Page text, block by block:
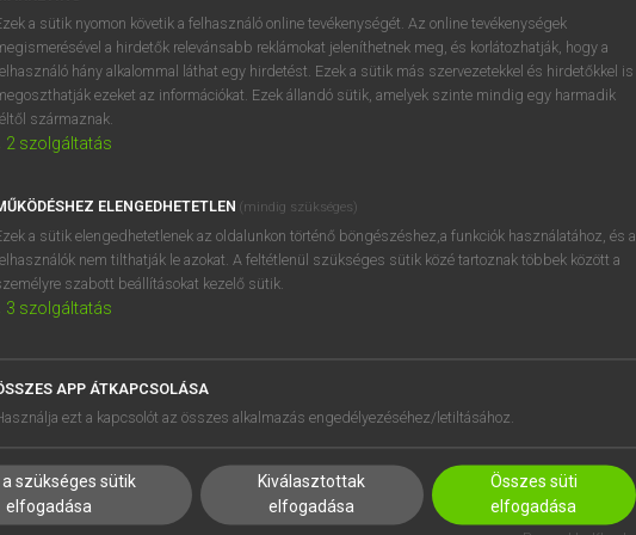
BELÉPÉS
próbaverziójának elindításához
regisztrálok ésbelépek.
REGISZTRÁCIÓ
SÚGÓ
RÓLUNK
SÜTI BEÁLLÍTÁSOK
a sütik nyomon követik a felhasználó online tevékenységét. Az online tevékenységek
a hirdetők relevánsabb reklámokat jeleníthetnek meg, és korlátozhatják, hogy a
hány alkalommal láthat egy hirdetést. Ezek a sütik más szervezetekkel és hirdetőkkel is
ezeket az információkat. Ezek állandó sütik, amelyek szinte mindig egy harmadik
származnak.
2 szolgáltatás
ELENGEDHETETLEN (mindig szükséges)
a sütik elengedhetetlenek az oldalunkon történő böngészéshez,a funkciók használatához, és a
nem tilthatják le azokat. A feltétlenül szükséges sütik közé tartoznak többek között a
szabott beállításokat kezelő sütik.
3 szolgáltatás
APP ÁTKAPCSOLÁSA
ezt a kapcsolót az összes alkalmazás engedélyezéséhez/letiltásához.
a szükséges sütik
elfogadása
Kiválasztottak
elfogadása
Összes süti
elfogadása